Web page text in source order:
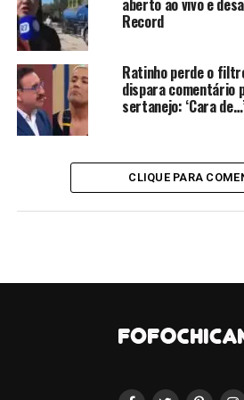
Andressa Urach
contratou o filho
gravar seus
o ajudar a ter um
patrimônio:
“Ali não era a
sabia que esse
ruim mexeria com
de várias pessoas
fet1ches horríveis.”
aberto ao vivo e
Record
Ratinho perde o
dispara comentário
sertanejo: ‘Cara
CLIQUE PARA